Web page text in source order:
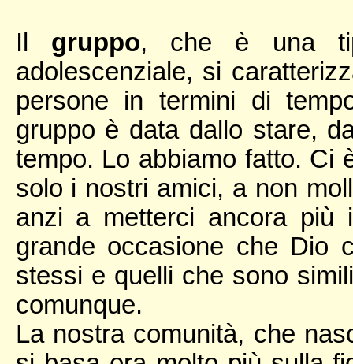
Il gruppo, che è una
adolescenziale, si
persone in termini di
gruppo è data dallo stare,
tempo. Lo abbiamo fatto. Ci
solo i nostri amici, a non
anzi a metterci ancora più
grande occasione che Dio
stessi e quelli che sono
comunque.
La nostra comunità, che